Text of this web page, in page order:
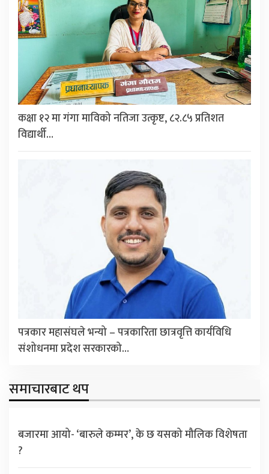
कक्षा १२ मा गंगा माविको नतिजा उत्कृष्ट, ८२.८५ प्रतिशत
विद्यार्थी…
पत्रकार महासंघले भन्यो – पत्रकारिता छात्रवृत्ति कार्यविधि
संशोधनमा प्रदेश सरकारको…
समाचारबाट थप
बजारमा आयो- ‘बारुले कम्मर’, के छ यसको मौलिक विशेषता
?